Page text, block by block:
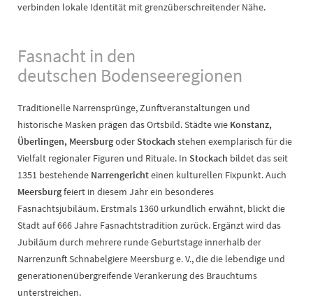
verbinden lokale Identität mit grenzüberschreitender Nähe.
Fasnacht in den
deutschen Bodenseeregionen
Traditionelle Narrensprünge, Zunftveranstaltungen und
historische Masken prägen das Ortsbild. Städte wie Konstanz,
Überlingen, Meersburgoder Stockach stehen exemplarisch für die
Vielfalt regionaler Figuren und Rituale. In Stockach bildet das seit
1351 bestehende Narrengerichteinen kulturellen Fixpunkt. Auch
Meersburgfeiert in diesem Jahr ein besonderes
Fasnachtsjubiläum. Erstmals 1360 urkundlich erwähnt, blickt die
Stadt auf 666 Jahre Fasnachtstradition zurück. Ergänzt wird das
Jubiläum durch mehrere runde Geburtstage innerhalb der
Narrenzunft Schnabelgiere Meersburg e. V., die die lebendige und
generationenübergreifende Verankerung des Brauchtums
unterstreichen.